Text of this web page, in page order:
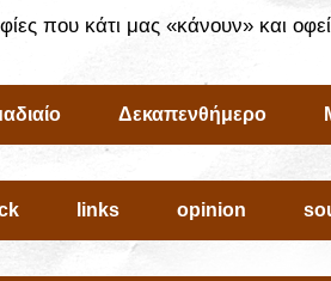
που κάτι μας «κάνουν» και
Δεκαπενθήμερο
links opinion